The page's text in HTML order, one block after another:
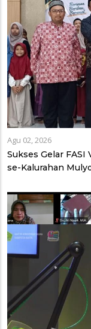
Agu 02, 2026
Sukses Gelar FASI
se-Kalurahan